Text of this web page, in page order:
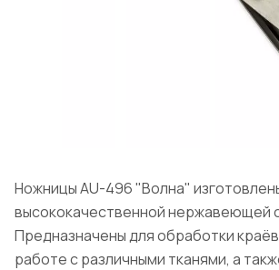
Ножницы AU-496 "Волна"
высококачественной нержавеющей
Предназначены для обработки
работе с различными тканями, а